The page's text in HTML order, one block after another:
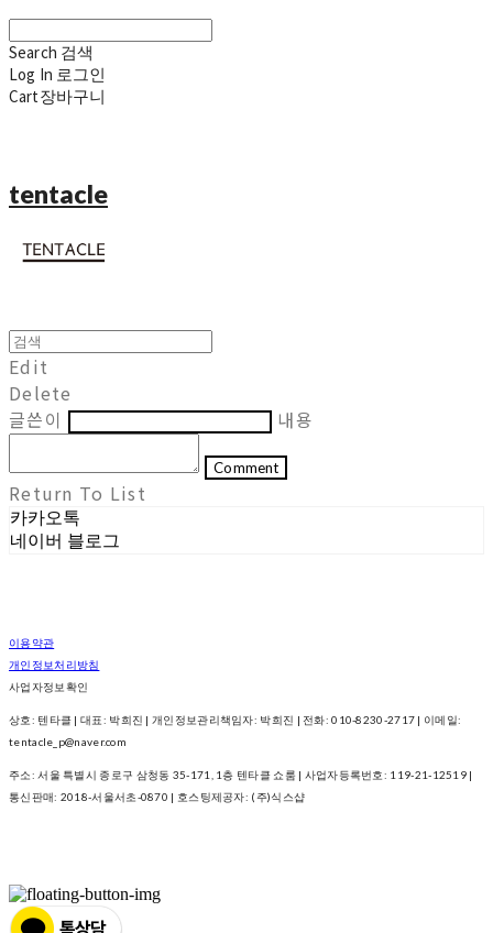
Search 검색
Log In 로그인
Cart장바구니
tentacle
Edit
Delete
글쓴이
내용
Comment
Return To List
카카오톡
네이버 블로그
이용약관
개인정보처리방침
사업자정보확인
상호: 텐타클 | 대표: 박희진 | 개인정보관리책임자: 박희진 | 전화: 010-8230-2717 | 이메일:
tentacle_p@naver.com
주소: 서울 특별시 종로구 삼청동 35-171, 1층 텐타클 쇼룸 | 사업자등록번호: 119-21-12519 |
통신판매: 2018-서울서초-0870 | 호스팅제공자: (주)식스샵